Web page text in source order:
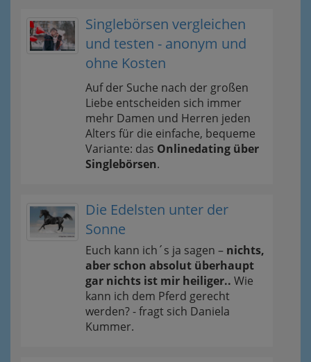
Singlebörsen vergleichen
und testen - anonym und
ohne Kosten
Auf der Suche nach der großen
Liebe entscheiden sich immer
mehr Damen und Herren jeden
Alters für die einfache, bequeme
Variante: das Onlinedating über
Singlebörsen.
Die Edelsten unter der
Sonne
Euch kann ich´s ja sagen – nichts,
aber schon absolut überhaupt
gar nichts ist mir heiliger.. Wie
kann ich dem Pferd gerecht
werden? - fragt sich Daniela
Kummer.